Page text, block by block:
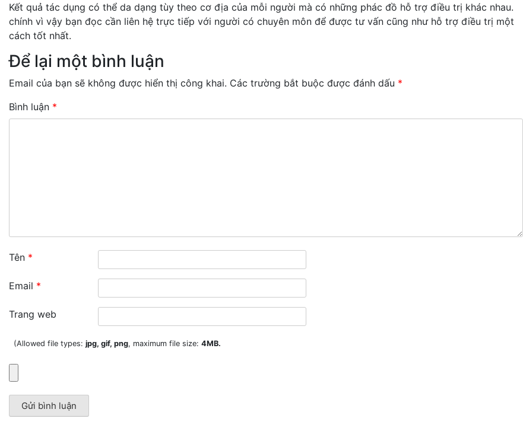
Kết quả tác dụng có thể da dạng tùy theo cơ địa của mỗi người mà có những phác đồ hỗ trợ điều trị khác nhau.
chính vì vậy bạn đọc cần liên hệ trực tiếp với người có chuyên môn để được tư vấn cũng như hỗ trợ điều trị một
cách tốt nhất.
Để lại một bình luận
Email của bạn sẽ không được hiển thị công khai. Các trường bắt buộc được đánh dấu *
Bình luận *
Tên *
Email *
Trang web
(Allowed file types: jpg, gif, png, maximum file size: 4MB.